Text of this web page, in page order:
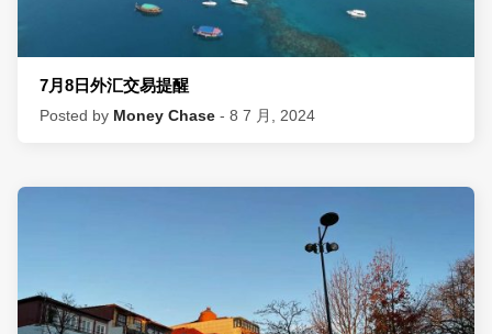
7月8日外汇交易提醒
Posted by Money Chase - 8 7 月, 2024